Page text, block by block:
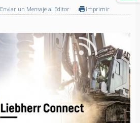
Enviar un Mensaje al Editor Imprimir